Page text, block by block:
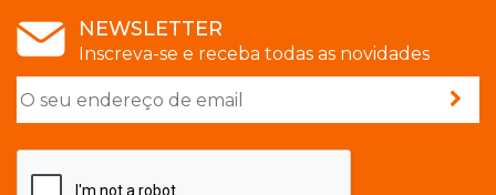
NEWSLETTER
Inscreva-se e receba todas as novidades